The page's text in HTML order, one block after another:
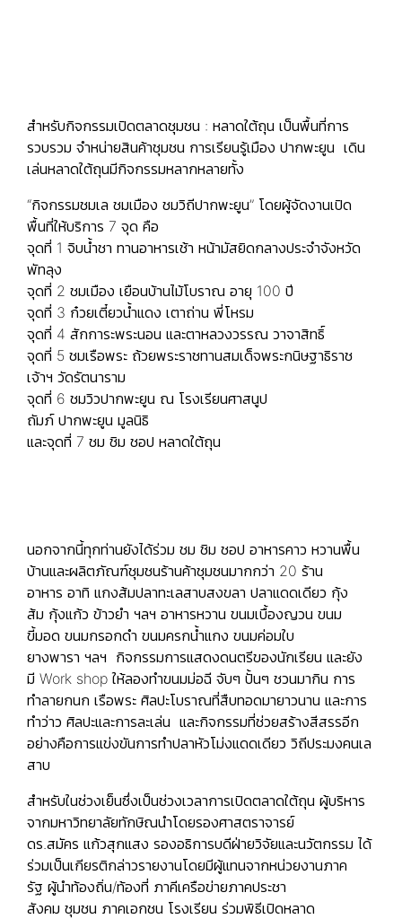
สำหรับกิจกรรมเปิดตลาดชุมชน : หลาดใต้ถุน เป็นพื้นที่การ
รวบรวม จำหน่ายสินค้าชุมชน การเรียนรู้เมือง ปากพะยูน เดิน
เล่นหลาดใต้ถุนมีกิจกรรมหลากหลายทั้ง
“กิจกรรมชมเล ชมเมือง ชมวิถีปากพะยูน” โดยผู้จัดงานเปิด
พื้นที่ให้บริการ 7 จุด คือ
จุดที่ 1 จิบน้ำชา ทานอาหารเช้า หน้ามัสยิดกลางประจำจังหวัด
พัทลุง
จุดที่ 2 ชมเมือง เยือนบ้านไม้โบราณ อายุ 100 ปี
จุดที่ 3 ก๋วยเตี๋ยวน้ำแดง เตาถ่าน พี่โหรม
จุดที่ 4 สักการะพระนอน และตาหลวงวรรณ วาจาสิทธิ์
จุดที่ 5 ชมเรือพระ ถ้วยพระราชทานสมเด็จพระกนิษฐาธิราช
เจ้าฯ วัดรัตนาราม
จุดที่ 6 ชมวิวปากพะยูน ณ โรงเรียนศาสนูป
ถัมภ์ ปากพะยูน มูลนิธิ
และจุดที่ 7 ชม ชิม ชอป หลาดใต้ถุน
นอกจากนี้ทุกท่านยังได้ร่วม ชม ชิม ชอป อาหารคาว หวานพื้น
บ้านและผลิตภัณฑ์ชุมชนร้านค้าชุมชนมากกว่า 20 ร้าน
อาหาร อาทิ แกงส้มปลาทะเลสาบสงขลา ปลาแดดเดียว กุ้ง
ส้ม กุ้งแก้ว ข้าวยำ ฯลฯ อาหารหวาน ขนมเบื้องญวน ขนม
ขี้มอด ขนมกรอกดำ ขนมครกน้ำแกง ขนมค่อมใบ
ยางพารา ฯลฯ กิจกรรมการแสดงดนตรีของนักเรียน และยัง
มี Work shop ให้ลองทำขนมม่อฉี จับๆ ปั้นๆ ชวนมากิน การ
ทำลายกนก เรือพระ ศิลปะโบราณที่สืบทอดมายาวนาน และการ
ทำว่าว ศิลปะและการละเล่น และกิจกรรมที่ช่วยสร้างสีสรรอีก
อย่างคือการแข่งขันการทำปลาหัวโม่งแดดเดียว วิถีประมงคนเล
สาบ
สำหรับในช่วงเย็นซึ่งเป็นช่วงเวลาการเปิดตลาดใต้ถุน ผู้บริหาร
จากมหาวิทยาลัยทักษิณนำโดยรองศาสตราจารย์
ดร.สมัคร แก้วสุกแสง รองอธิการบดีฝ่ายวิจัยและนวัตกรรม ได้
ร่วมเป็นเกียรติกล่าวรายงานโดยมีผู้แทนจากหน่วยงานภาค
รัฐ ผู้นำท้องถิ่น/ท้องที่ ภาคีเครือข่ายภาคประชา
สังคม ชุมชน ภาคเอกชน โรงเรียน ร่วมพิธีเปิดหลาด